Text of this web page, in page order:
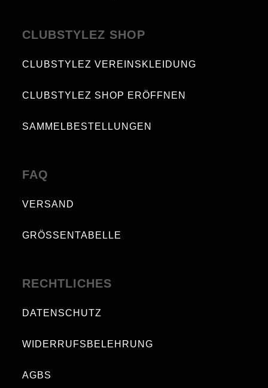
CLUBSTYLEZ SHOP
CLUBSTYLEZ VEREINSKLEIDUNG
CLUBSTYLEZ SHOP ERÖFFNEN
SAMMELBESTELLUNGEN
FAQ
VERSAND
GRÖSSENTABELLE
RECHTLICHES
DATENSCHUTZ
WIDERRUFSBELEHRUNG
AGBS